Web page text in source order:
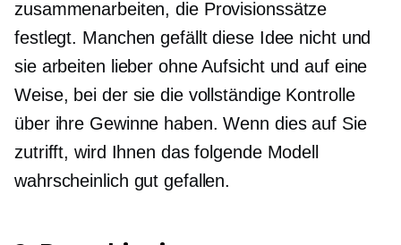
zusammenarbeiten, die Provisionssätze
festlegt. Manchen gefällt diese Idee nicht und
sie arbeiten lieber ohne Aufsicht und auf eine
Weise, bei der sie die vollständige Kontrolle
über ihre Gewinne haben. Wenn dies auf Sie
zutrifft, wird Ihnen das folgende Modell
wahrscheinlich gut gefallen.